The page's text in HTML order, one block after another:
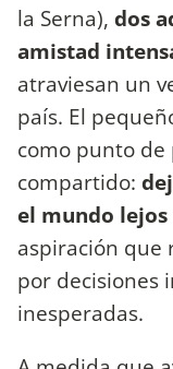
la Serna), dos
amistad
atraviesan un
país. El
como punto
compartido:
el mundo
aspiración que
por decisiones
inesperadas.